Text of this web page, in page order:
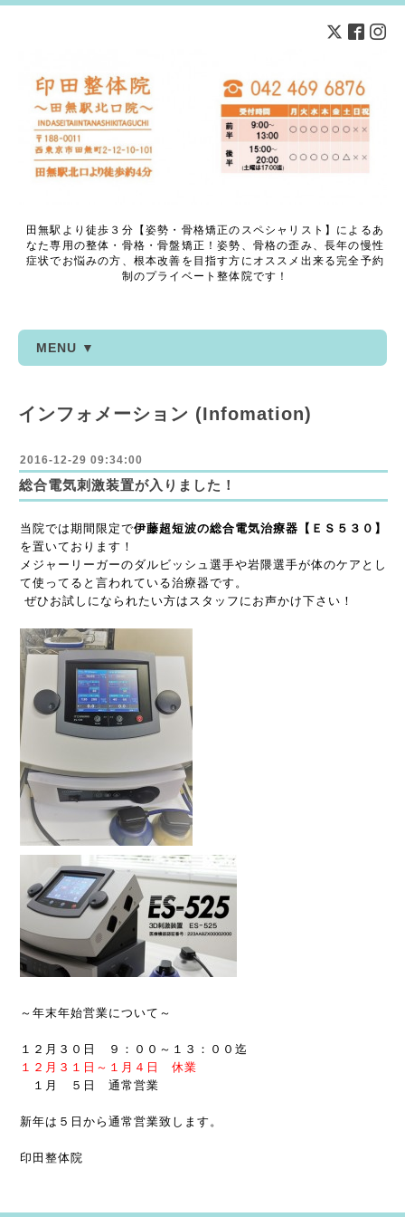
田無駅より徒歩３分【姿勢・骨格矯正のスペシャリスト】によるあ
なた専用の整体・骨格・骨盤矯正！姿勢、骨格の歪み、長年の慢性
症状でお悩みの方、根本改善を目指す方にオススメ出来る完全予約
制のプライベート整体院です！
MENU ▼
インフォメーション (Infomation)
2016-12-29 09:34:00
総合電気刺激装置が入りました！
当院では期間限定で伊藤超短波の総合電気治療器【ＥＳ５３０】
を置いております！
メジャーリーガーのダルビッシュ選手や岩隈選手が体のケアとし
て使ってると言われている治療器です。
ぜひお試しになられたい方はスタッフにお声かけ下さい！
～年末年始営業について～
１２月３０日 ９：００～１３：００迄
１２月３１日 ～ １月４日 休業
１月 ５日 通常営業
新年は５日から通常営業致します。
印田整体院